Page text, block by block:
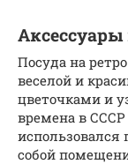
Аксессуары
Посуда на
веселой и
цветочками и
времена в
использовался
собой